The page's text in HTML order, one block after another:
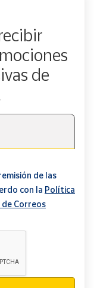
de
de las
con la Política
Correos